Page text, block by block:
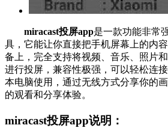
miracast投屏app是一款功能非常
具，它能让你直接把手机屏幕上的内
备上，完全支持将视频、音乐、照片
进行投屏，兼容性极强，可以轻松连
本电脑使用，通过无线方式分享你的
的观看和分享体验。
miracast投屏app说明：